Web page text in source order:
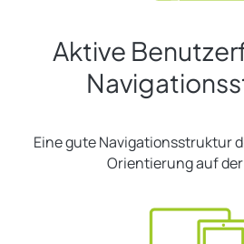
Aktive
Eine gute Navigationsstruktur
Orientierung auf